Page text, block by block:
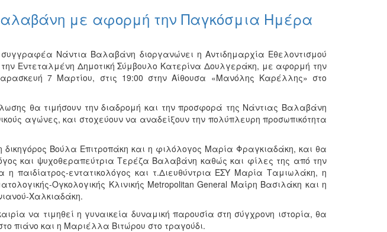
με αφορμή την Παγκόσμια Ημέρα
Νάντια Βαλαβάνη διοργανώνει η Αντιδημαρχία Εθελοντισμού
Εντεταλμένη Δημοτική Σύμβουλο Κατερίνα Δουλγεράκη, με αφορμή την
7 Μαρτίου, στις 19:00 στην Αίθουσα «Μανόλης Καρέλλης» στο
θα τιμήσουν την διαδρομή και την προσφορά της Νάντιας Βαλαβάνη
αγώνες, και στοχεύουν να αναδείξουν την πολύπλευρη προσωπικότητα
Βούλα Επιτροπάκη και η φιλόλογος Μαρία Φραγκιαδάκη, και θα
και ψυχοθεραπεύτρια Τερέζα Βαλαβάνη καθώς και φίλες της από την
η παιδίατρος-εντατικολόγος και τ.Διευθύντρια ΕΣΥ Μαρία Ταμιωλάκη, η
Ογκολογικής Κλινικής Metropolitan General Μαίρη Βασιλάκη και η
Χαλκιαδάκη.
να τιμηθεί η γυναικεία δυναμική παρουσία στη σύγχρονη ιστορία, θα
πιάνο και η Μαριέλλα Βιτώρου στο τραγούδι.